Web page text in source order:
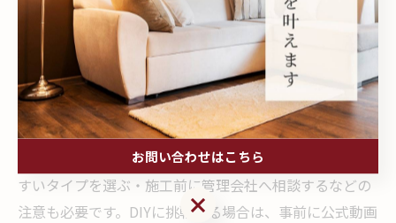
それでも「費用を抑えたい」「手軽に試したい」という
場合は、無認定品やDIY対応品を選ぶことになります。こ
の場合、ガラス面の清掃や気泡・ホコリの除去、気温や
湿度の管理など、施工手順を厳守しないと剥がれやすく
なったり、十分な効果が得られないリスクがあります。
また、賃貸住宅では原状回復義務があるため、剥がしや
すいタイプを選ぶ・施工前に管理会社へ相談するなどの
注意も必要です。DIYに挑戦する場合は、事前に公式動画
お問い合わせはこちら
お問い合わせはこちら